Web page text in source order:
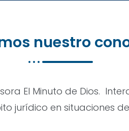
nuestro
El Minuto de Dios.
jurídico en situaciones